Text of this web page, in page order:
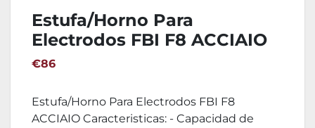
Estufa/Horno Para
Electrodos FBI F8 ACCIAIO
€86
Estufa/Horno Para Electrodos FBI F8
ACCIAIO Caracteristicas: - Capacidad de